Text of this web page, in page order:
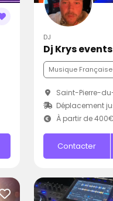
DJ
Dj Krys events
Musique Française
Saint-Pierre-
Déplacement
À partir de 400€
Contacter